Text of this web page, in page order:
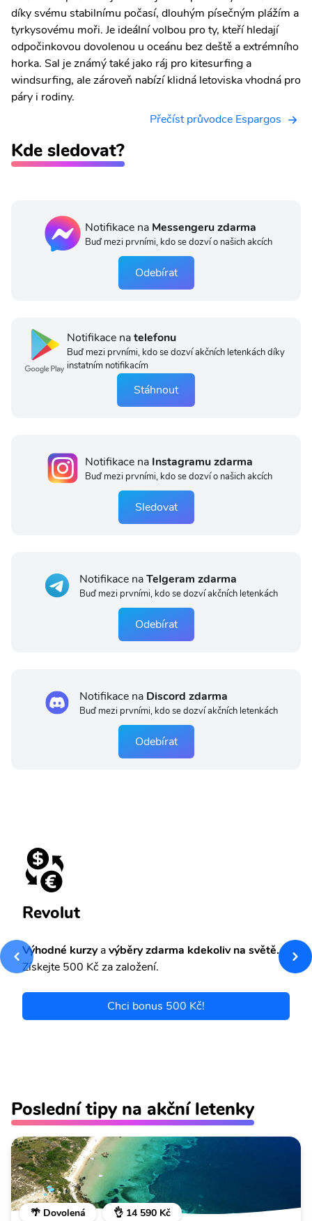
díky svému stabilnímu počasí, dlouhým písečným plážím a
tyrkysovému moři. Je ideální volbou pro ty, kteří hledají
odpočinkovou dovolenou u oceánu bez deště a extrémního
horka. Sal je známý také jako ráj pro kitesurfing a
windsurfing, ale zároveň nabízí klidná letoviska vhodná pro
páry i rodiny.
Přečíst průvodce Espargos
Kde sledovat?
Notifikace na Messengeru zdarma
Buď mezi prvními, kdo se dozví o našich akcích
Odebírat
Notifikace natelefonu
Buď mezi prvními, kdo se dozví akčních letenkách díky
instatním notifikacím
Stáhnout
Notifikace na Instagramu zdarma
Buď mezi prvními, kdo se dozví o našich akcích
Sledovat
Notifikace naTelgeram zdarma
Buď mezi prvními, kdo se dozví akčních letenkách
Odebírat
Notifikace na Discord zdarma
Buď mezi prvními, kdo se dozví akčních letenkách
Odebírat
Revolut
Výhodné kurzyavýběry zdarma kdekoliv na světě.
Získejte 500 Kč za založení.
Chci bonus 500 Kč!
Poslední tipy na akční letenky
🌴 Dovolená 👌 14 590 Kč